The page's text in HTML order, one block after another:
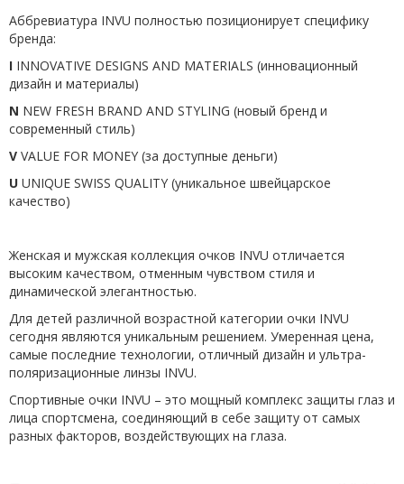
Аббревиатура INVU полностью позиционирует специфику
бренда:
I INNOVATIVE DESIGNS AND MATERIALS (инновационный
дизайн и материалы)
N NEW FRESH BRAND AND STYLING (новый бренд и
современный стиль)
V VALUE FOR MONEY (за доступные деньги)
U UNIQUE SWISS QUALITY (уникальное швейцарское
качество)
Женская и мужская коллекция очков INVU отличается
высоким качеством, отменным чувством стиля и
динамической элегантностью.
Для детей различной возрастной категории очки INVU
сегодня являются уникальным решением. Умеренная цена,
самые последние технологии, отличный дизайн и ультра-
поляризационные линзы INVU.
Спортивные очки INVU – это мощный комплекс защиты глаз и
лица спортсмена, соединяющий в себе защиту от самых
разных факторов, воздействующих на глаза.